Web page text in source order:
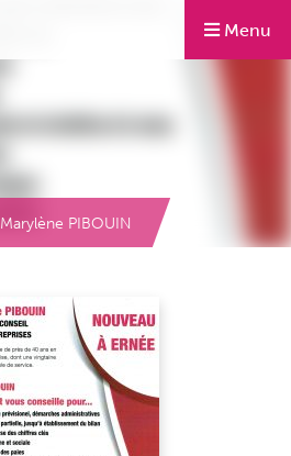
Menu
Marylène PIBOUIN